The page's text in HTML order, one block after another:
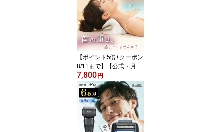
ッサージャー 手首マッサ
ージ 手首サポーター 手
首 手 マッサージ コード
レス 低周波 サポーター
男女 プレゼント ギフト
誕生日 母の日 父の日
【ポイント5倍+クーポン
8/11まで】【公式・月間
優良ショップ受賞】 Sai
EL ネックキュア EMS 温
熱 ストレートネック ス
トレッチ 首ケア ネック
ストレッチャー ネックピ
ロー 枕 首枕 コードレス
低周波 ストレッチャー
7,800円